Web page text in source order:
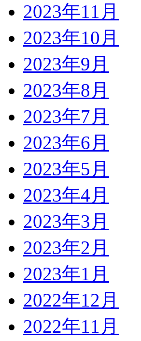
2023年11月
2023年10月
2023年9月
2023年8月
2023年7月
2023年6月
2023年5月
2023年4月
2023年3月
2023年2月
2023年1月
2022年12月
2022年11月